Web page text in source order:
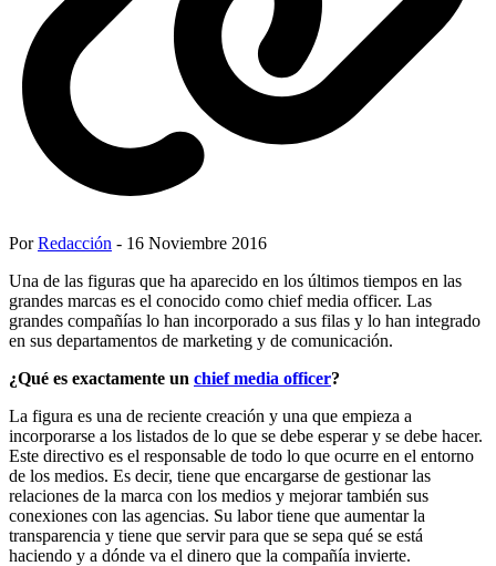
PorRedacción - 16 Noviembre 2016
Una de las figuras que ha aparecido en los últimos tiempos en las
grandes marcas es el conocido como chief media officer. Las
grandes compañías lo han incorporado a sus filas y lo han integrado
en sus departamentos de marketing y de comunicación.
¿Qué es exactamente un chief media officer?
La figura es una de reciente creación y una que empieza a
incorporarse a los listados de lo que se debe esperar y se debe hacer.
Este directivo es el responsable de todo lo que ocurre en el entorno
de los medios. Es decir, tiene que encargarse de gestionar las
relaciones de la marca con los medios y mejorar también sus
conexiones con las agencias. Su labor tiene que aumentar la
transparencia y tiene que servir para que se sepa qué se está
haciendo y a dónde va el dinero que la compañía invierte.